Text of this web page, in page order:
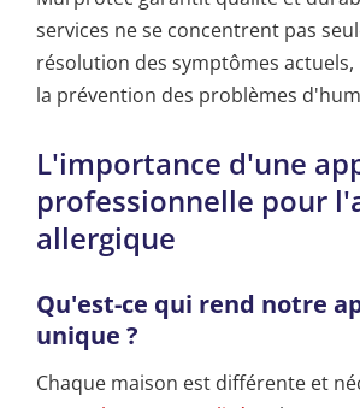
services ne se concentrent pas
résolution des symptômes actuels,
la prévention des problèmes
L'importance d'une
professionnelle pour
allergique
Qu'est-ce qui rend notre
unique ?
Chaque maison est différente et